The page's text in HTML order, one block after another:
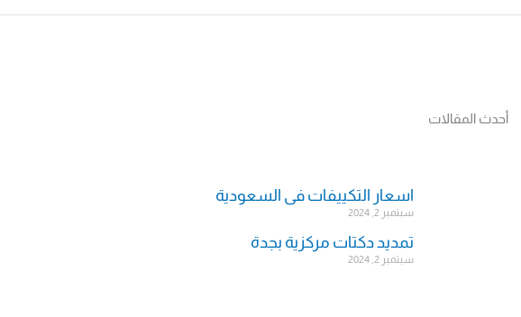
أحدث المقالات
اسعار التكييفات فى السعودية
سبتمبر 2, 2024
تمديد دكتات مركزية بجدة
سبتمبر 2, 2024